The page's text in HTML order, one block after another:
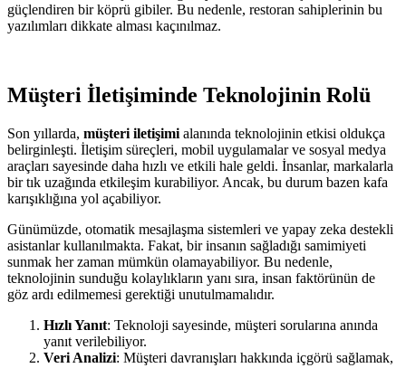
güçlendiren bir köprü gibiler. Bu nedenle, restoran sahiplerinin bu
yazılımları dikkate alması kaçınılmaz.
Müşteri İletişiminde Teknolojinin Rolü
Son yıllarda, müşteri iletişimi alanında teknolojinin etkisi oldukça
belirginleşti. İletişim süreçleri, mobil uygulamalar ve sosyal medya
araçları sayesinde daha hızlı ve etkili hale geldi. İnsanlar, markalarla
bir tık uzağında etkileşim kurabiliyor. Ancak, bu durum bazen kafa
karışıklığına yol açabiliyor.
Günümüzde, otomatik mesajlaşma sistemleri ve yapay zeka destekli
asistanlar kullanılmakta. Fakat, bir insanın sağladığı samimiyeti
sunmak her zaman mümkün olamayabiliyor. Bu nedenle,
teknolojinin sunduğu kolaylıkların yanı sıra, insan faktörünün de
göz ardı edilmemesi gerektiği unutulmamalıdır.
Hızlı Yanıt: Teknoloji sayesinde, müşteri sorularına anında
yanıt verilebiliyor.
Veri Analizi: Müşteri davranışları hakkında içgörü sağlamak,